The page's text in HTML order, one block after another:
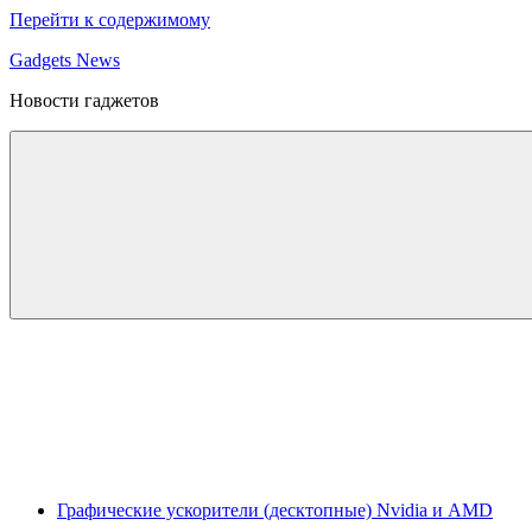
Перейти к содержимому
Gadgets News
Новости гаджетов
Графические ускорители (десктопные) Nvidia и AMD